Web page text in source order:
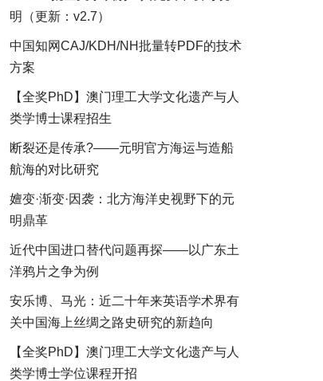
明（更新：v2.7）
中国知网CAJ/KDH/NH批量转PDF的技术
方案
【全奖PhD】澳门理工大学文化遗产与人
类学博士课程招生
断裂还是传承?——元明官方海运与造船
航海的对比研究
嬗变·渐变·因袭：北方海洋史视野下的元
明鼎革
近代中国进口替代问题再探——以广东土
洋鸦片之争为例
安乐博、马光：近二十年来英语学术界有
关中国海上丝绸之路史研究的新趋向
【全奖PhD】澳门理工大学文化遗产与人
类学博士学位课程开招